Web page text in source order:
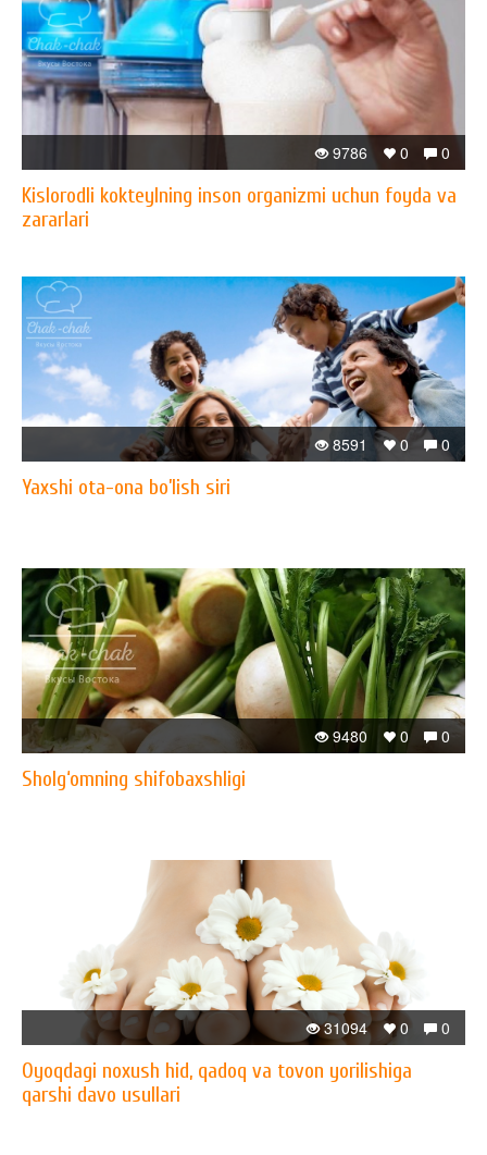
0
0
9786
Kislorodli kokteylning inson organizmi uchun foyda va
zararlari
0
0
8591
Yaxshi ota-ona bo’lish siri
0
0
9480
Sholg‘omning shifobaxshligi
0
0
31094
Oyoqdagi noxush hid, qadoq va tovon yorilishiga
qarshi davo usullari